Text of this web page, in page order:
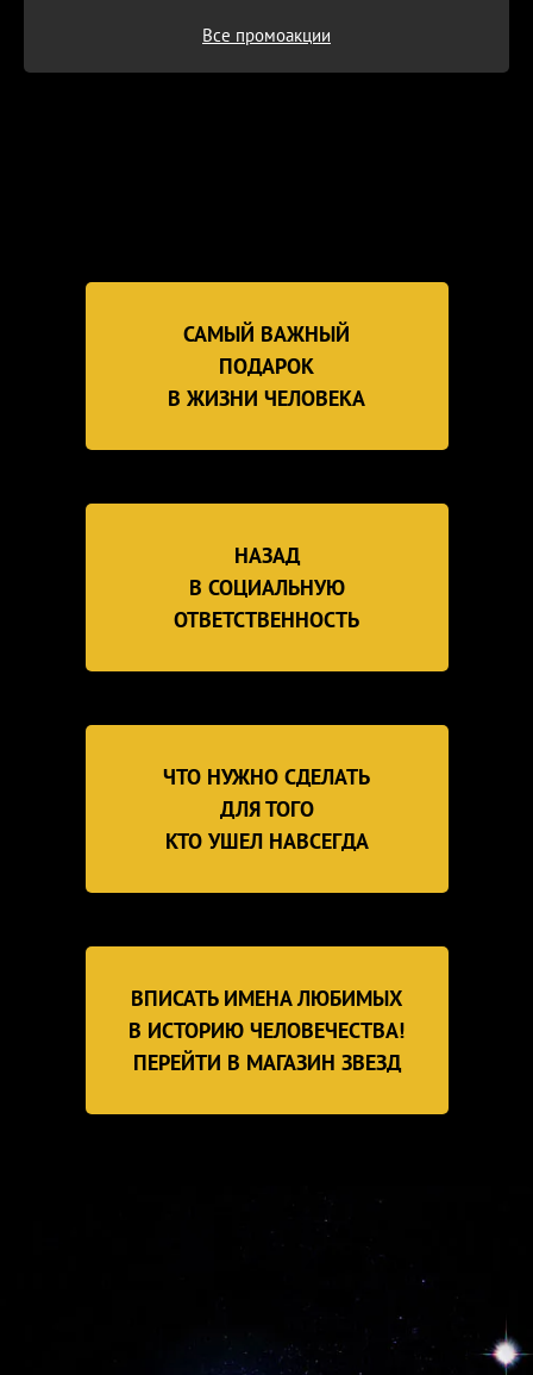
Все промоакции
САМЫЙ ВАЖНЫЙ
ПОДАРОК
В ЖИЗНИ ЧЕЛОВЕКА
НАЗАД
В СОЦИАЛЬНУЮ
ОТВЕТСТВЕННОСТЬ
ЧТО НУЖНО СДЕЛАТЬ
ДЛЯ ТОГО
КТО УШЕЛ НАВСЕГДА
ВПИСАТЬ ИМЕНА ЛЮБИМЫХ
В ИСТОРИЮ ЧЕЛОВЕЧЕСТВА!
ПЕРЕЙТИ В МАГАЗИН ЗВЕЗД